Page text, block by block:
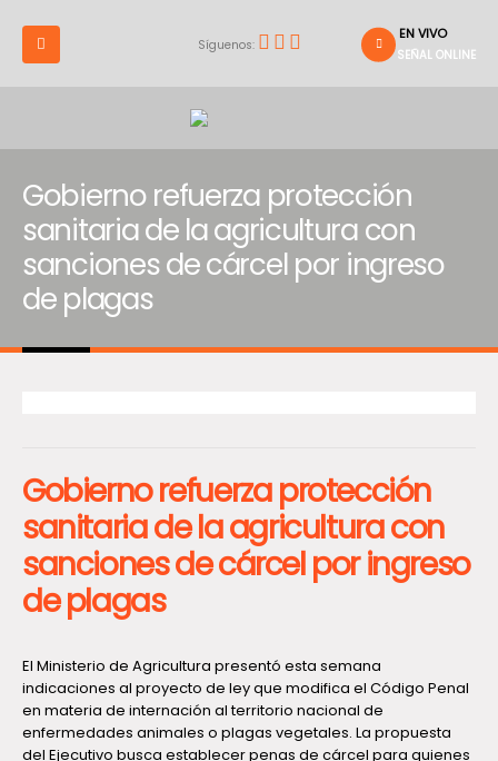
Síguenos:
EN VIVO
SEÑAL ONLINE
Gobierno refuerza protección
sanitaria de la agricultura con
sanciones de cárcel por ingreso
de plagas
Gobierno refuerza protección
sanitaria de la agricultura con
sanciones de cárcel por ingreso
de plagas
El Ministerio de Agricultura presentó esta semana
indicaciones al proyecto de ley que modifica el Código Penal
en materia de internación al territorio nacional de
enfermedades animales o plagas vegetales. La propuesta
del Ejecutivo busca establecer penas de cárcel para quienes